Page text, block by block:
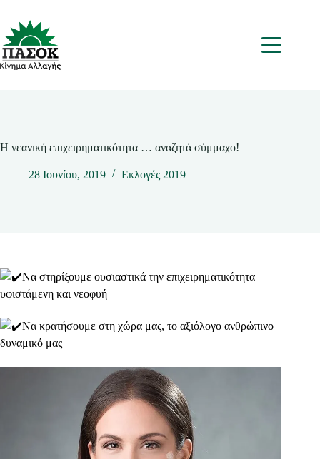
περιεχόμενο
Μενου
Η νεανική επιχειρηματικότητα … αναζητά σύμμαχο!
28 Ιουνίου, 2019 Εκλογές 2019
Να στηρίξουμε ουσιαστικά την επιχειρηματικότητα –
υφιστάμενη και νεοφυή
Να κρατήσουμε στη χώρα μας, το αξιόλογο ανθρώπινο
δυναμικό μας